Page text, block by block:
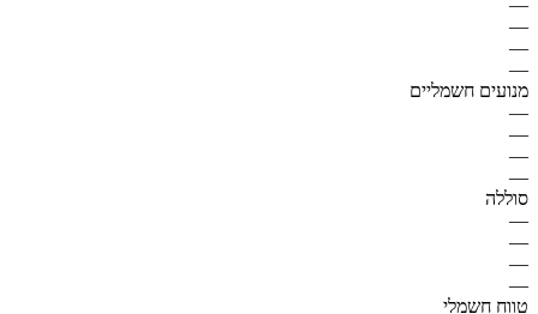
—
—
—
מנועים חשמליים
—
—
—
—
סוללה
—
—
—
—
טווח חשמלי